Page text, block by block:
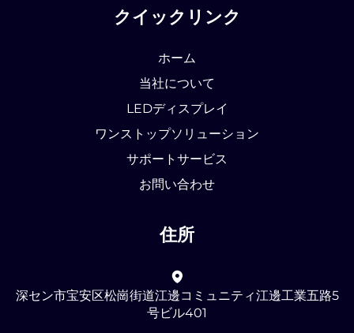
クイックリンク
ホーム
当社について
LEDディスプレイ
ワンストップソリューション
サポートサービス
お問い合わせ
住所
深セン市宝安区松崗街道江邊コミュニティ江邊工業五路5
号ビル401